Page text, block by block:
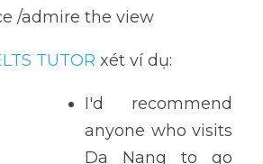
/admire the view
TUTOR xét ví dụ:
I'd recommend
anyone who visits
Da Nang to go